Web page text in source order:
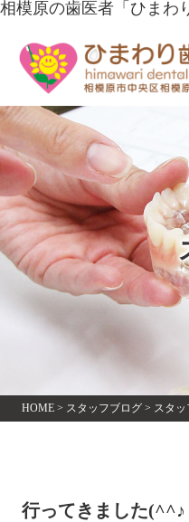
相模原の歯医者「ひまわ
HOME> スタッフブログ> スタ
行ってきました(^^♪